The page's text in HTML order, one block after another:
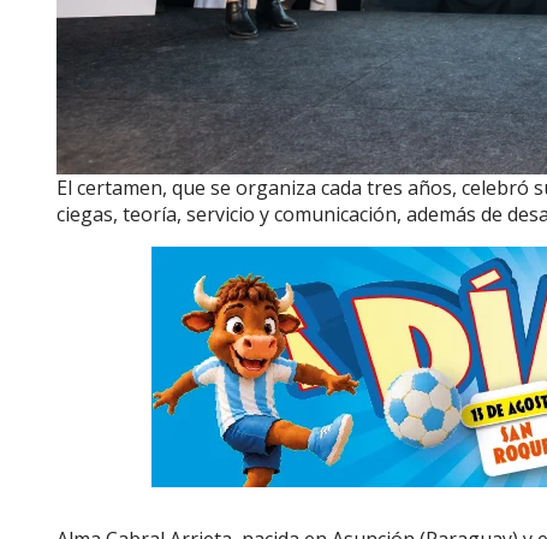
El certamen, que se organiza cada tres años, celebró
ciegas, teoría, servicio y comunicación, además de